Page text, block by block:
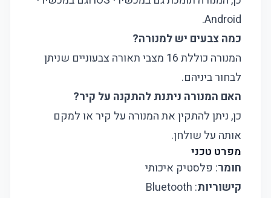
Android.
כמה צבעים יש למנורה?
המנורה כוללת 16 מצבי תאורה צבעוניים שניתן
לבחור ביניהם.
האם המנורה ניתנת להתקנה על קיר?
כן, ניתן להתקין את המנורה על קיר או למקם
אותה על שולחן.
מפרט טכני
חומר: פלסטיק איכותי
קישוריות: Bluetooth